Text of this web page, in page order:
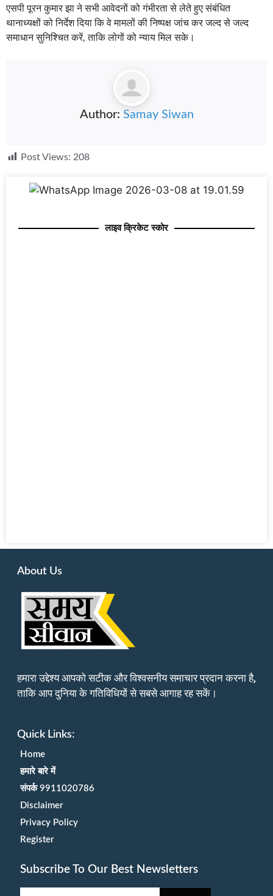
एसपी पूरन कुमार झा ने सभी आवेदनों को गंभीरता से लेते हुए संबंधित
थानाध्यक्षों को निर्देश दिया कि वे मामलों की निष्पक्ष जांच कर जल्द से जल्द
समाधान सुनिश्चित करें, ताकि लोगों को न्याय मिल सके।
Author: Samay Siwan
Post Views: 208
लाइव क्रिकेट स्कोर
About Us
हमारा उद्देश्य आपको सटीक और विश्वसनीय समाचार प्रदान करना है,
ताकि आप दुनिया के गतिविधियों से सबसे आगाह रह सकें।
Quick Links:
Home
हमारे बारे में
संपर्क 9911020786
Disclaimer
Privacy Policy
Register
Subscribe To Our Best Newsletters